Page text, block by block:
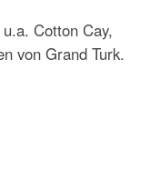
Cotton Cay,
von Grand Turk.